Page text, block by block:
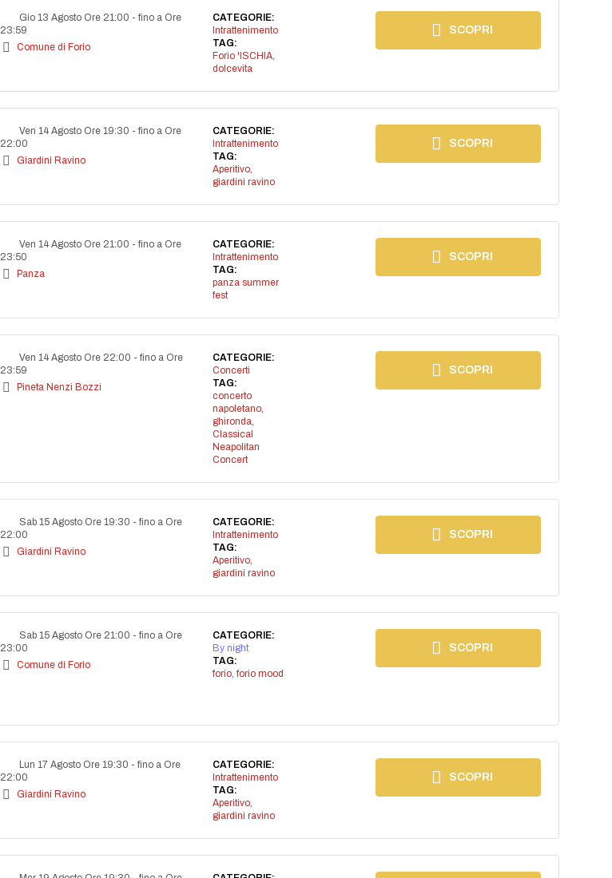
Gio 13 Agosto Ore 21:00 - fino a Ore
23:59
Comune di Forio
CATEGORIE:
Intrattenimento
TAG:
Forio 'ISCHIA,
dolcevita
SCOPRI
Ven 14 Agosto Ore 19:30 - fino a Ore
22:00
Giardini Ravino
CATEGORIE:
Intrattenimento
TAG:
Aperitivo,
giardini ravino
SCOPRI
Ven 14 Agosto Ore 21:00 - fino a Ore
23:50
Panza
CATEGORIE:
Intrattenimento
TAG:
panza summer
fest
SCOPRI
Ven 14 Agosto Ore 22:00 - fino a Ore
23:59
Pineta Nenzi Bozzi
CATEGORIE:
Concerti
TAG:
concerto
napoletano,
ghironda,
Classical
Neapolitan
Concert
SCOPRI
Sab 15 Agosto Ore 19:30 - fino a Ore
22:00
Giardini Ravino
CATEGORIE:
Intrattenimento
TAG:
Aperitivo,
giardini ravino
SCOPRI
Sab 15 Agosto Ore 21:00 - fino a Ore
23:00
Comune di Forio
CATEGORIE:
By night
TAG:
forio, forio mood
SCOPRI
Lun 17 Agosto Ore 19:30 - fino a Ore
22:00
Giardini Ravino
CATEGORIE:
Intrattenimento
TAG:
Aperitivo,
giardini ravino
SCOPRI